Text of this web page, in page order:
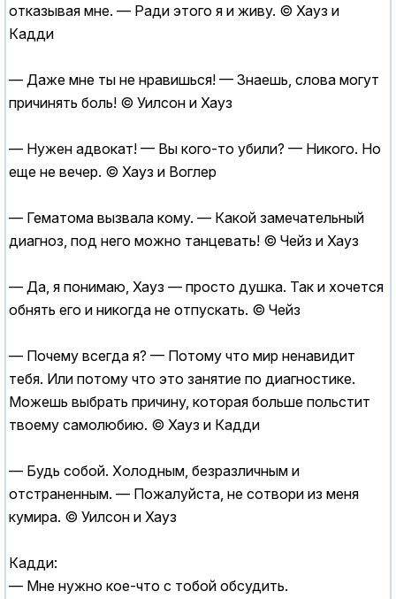
отказывая мне. — Ради этого я и живу. © Хауз и
Кадди
— Даже мне ты не нравишься! — Знаешь, слова могут
причинять боль! © Уилсон и Хауз
— Нужен адвокат! — Вы кого-то убили? — Никого. Но
еще не вечер. © Хауз и Воглер
— Гематома вызвала кому. — Какой замечательный
диагноз, под него можно танцевать! © Чейз и Хауз
— Да, я понимаю, Хауз — просто душка. Так и хочется
обнять его и никогда не отпускать. © Чейз
— Почему всегда я? — Потому что мир ненавидит
тебя. Или потому что это занятие по диагностике.
Можешь выбрать причину, которая больше польстит
твоему самолюбию. © Хауз и Кадди
— Будь собой. Холодным, безразличным и
отстраненным. — Пожалуйста, не сотвори из меня
кумира. © Уилсон и Хауз
Кадди:
— Мне нужно кое-что с тобой обсудить.